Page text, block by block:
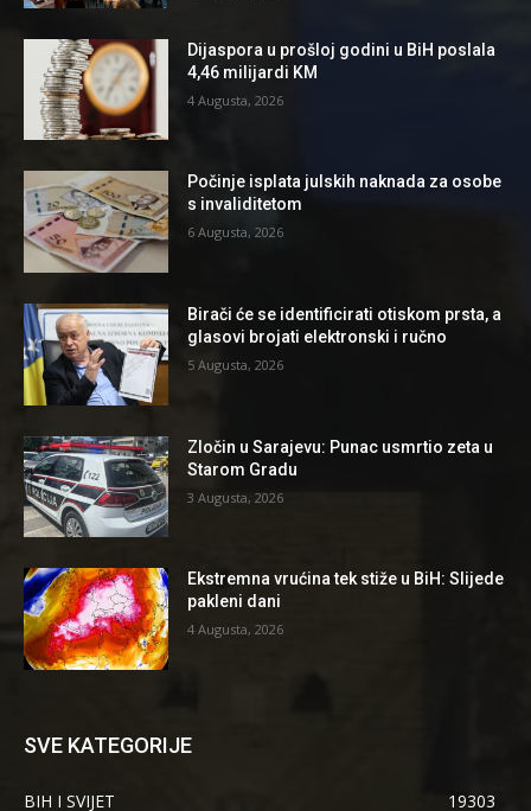
Dijaspora u prošloj godini u BiH poslala
4,46 milijardi KM
4 Augusta, 2026
Počinje isplata julskih naknada za osobe
s invaliditetom
6 Augusta, 2026
Birači će se identificirati otiskom prsta, a
glasovi brojati elektronski i ručno
5 Augusta, 2026
Zločin u Sarajevu: Punac usmrtio zeta u
Starom Gradu
3 Augusta, 2026
Ekstremna vrućina tek stiže u BiH: Slijede
pakleni dani
4 Augusta, 2026
SVE KATEGORIJE
BIH I SVIJET
19303